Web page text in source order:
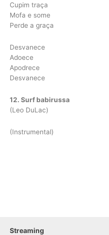
Cupim traça
Mofa e some
Perde a graça
Desvanece
Adoece
Apodrece
Desvanece
12. Surf babirussa
(Leo DuLac)
(Instrumental)
Streaming